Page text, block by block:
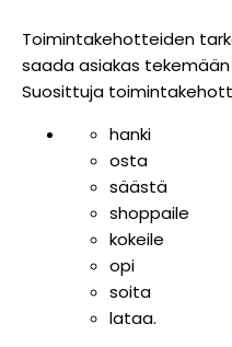
Toimintakehotteiden
saada asiakas
Suosittuja
hanki
osta
säästä
shoppaile
kokeile
opi
soita
lataa.